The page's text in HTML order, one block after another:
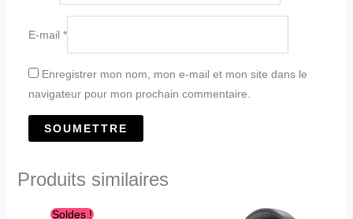
E-mail *
Enregistrer mon nom, mon e-mail et mon site dans le
navigateur pour mon prochain commentaire.
Produits similaires
Soldes !
Le
Ce